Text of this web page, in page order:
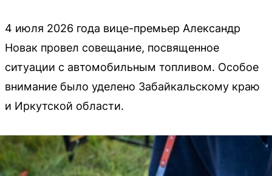
4 июля 2026 года вице-премьер Александр
Новак провел совещание, посвященное
ситуации с автомобильным топливом. Особое
внимание было уделено Забайкальскому краю
и Иркутской области.